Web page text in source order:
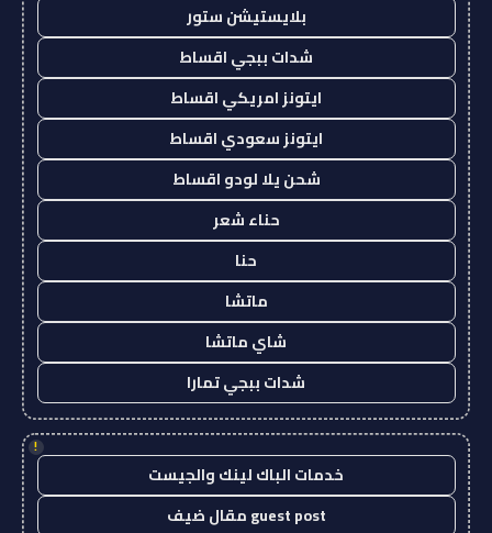
بلايستيشن ستور
شدات ببجي اقساط
ايتونز امريكي اقساط
ايتونز سعودي اقساط
شحن يلا لودو اقساط
حناء شعر
حنا
ماتشا
شاي ماتشا
شدات ببجي تمارا
!
خدمات الباك لينك والجيست
guest post مقال ضيف